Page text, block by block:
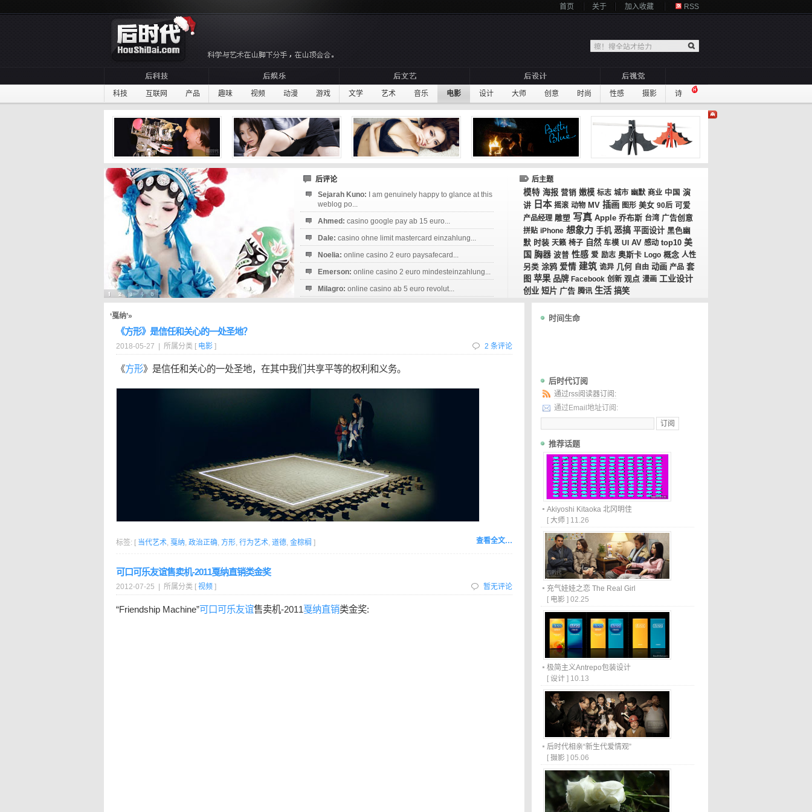
首页 关于 加入收藏 RSS
科技 互联网 产品 趣味 视频 动漫 游戏 文学 艺术 音乐 电影 设计 大师 创意 时尚 性感 摄影 诗
后评论
Sejarah Kuno:
I am genuinely happy to glance at this
weblog po...
Ahmed: casino google pay ab 15 euro...
Dale: casino ohne limit mastercard einzahlung...
Noelia: online casino 2 euro paysafecard...
Emerson: online casino 2 euro mindesteinzahlung...
Milagro: online casino ab 5 euro revolut...
后主题
模特 海报 营销 嫩模 标志 城市 幽默 商业 中国 演
讲 日本 摇滚 动物 MV 插画 图形 美女 90后 可爱
产品经理 雕塑 写真 Apple 乔布斯 台湾 广告创意
拼贴 iPhone 想象力 手机 恶搞 平面设计 黑色幽
默 时装 天籁 椅子 自然 车模 UI AV 感动 top10 美
国 胸器 波普 性感 爱 励志 奥斯卡 Logo 概念 人性
另类 涂鸦 爱情 建筑 诡异 几何 自由 动画 产品 套
图 苹果 品牌 Facebook 创新 观点 漫画 工业设计
创业 短片 广告 腾讯 生活 搞笑
‘戛纳’»
《方形》是信任和关心的一处圣地？
2018-05-27 | 所属分类 [ 电影 ] 2 条评论
《方形》是信任和关心的一处圣地，在其中我们共享平等的权利和义务。
查看全文…
标签: [ 当代艺术, 戛纳, 政治正确, 方形, 行为艺术, 道德, 金棕榈 ]
可口可乐友谊售卖机-2011戛纳直销类金奖
2012-07-25 | 所属分类 [ 视频 ] 暂无评论
“Friendship Machine”可口可乐友谊售卖机-2011戛纳直销类金奖:
时间生命
后时代订阅
通过rss阅读器订阅:
通过Email地址订阅:
推荐话题
Akiyoshi Kitaoka 北冈明佳
[ 大师 ] 11.26
充气娃娃之恋 The Real Girl
[ 电影 ] 02.25
极简主义Antrepo包装设计
[ 设计 ] 10.13
后时代相亲“新生代爱情观”
[ 摄影 ] 05.06